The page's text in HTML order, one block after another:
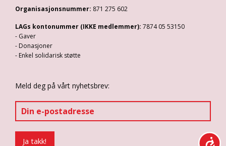
Organisasjonsnummer: 871 275 602
LAGs kontonummer (IKKE medlemmer): 7874 05 53150
- Gaver
- Donasjoner
- Enkel solidarisk støtte
Meld deg på vårt nyhetsbrev: